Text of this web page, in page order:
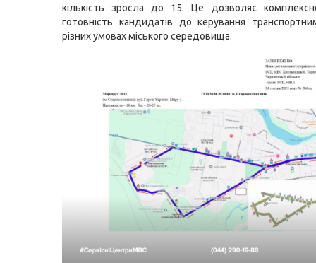
кількість зросла до 15. Це дозволяє
готовність кандидатів до керування
різних умовах міського середовища.